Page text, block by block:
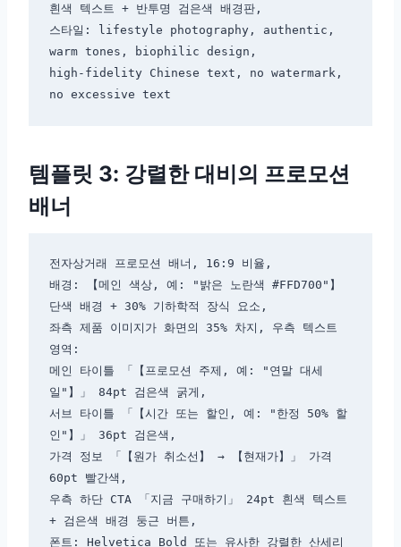
흰색 텍스트 + 반투명 검은색 배경판,
스타일: lifestyle photography, authentic,
warm tones, biophilic design,
high-fidelity Chinese text, no watermark,
템플릿 3: 강렬한 대비의 프로모션
배너
전자상거래 프로모션 배너, 16:9 비율,
배경: 【메인 색상, 예: "밝은 노란색 #FFD700"】
단색 배경 + 30% 기하학적 장식 요소,
좌측 제품 이미지가 화면의 35% 차지, 우측 텍스트
영역:
메인 타이틀 「【프로모션 주제, 예: "연말 대세
일"】」 84pt 검은색 굵게,
서브 타이틀 「【시간 또는 할인, 예: "한정 50% 할
인"】」 36pt 검은색,
가격 정보 「【원가 취소선】 → 【현재가】」 가격
60pt 빨간색,
우측 하단 CTA 「지금 구매하기」 24pt 흰색 텍스트
+ 검은색 배경 둥근 버튼,
폰트: Helvetica Bold 또는 유사한 강렬한 산세리